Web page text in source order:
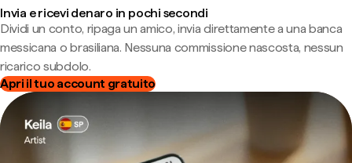
Invia e ricevi denaro in pochi secondi
Dividi un conto, ripaga un amico, invia direttamente a una banca
messicana o brasiliana. Nessuna commissione nascosta, nessun
ricarico subdolo.
Apri il tuo account gratuito